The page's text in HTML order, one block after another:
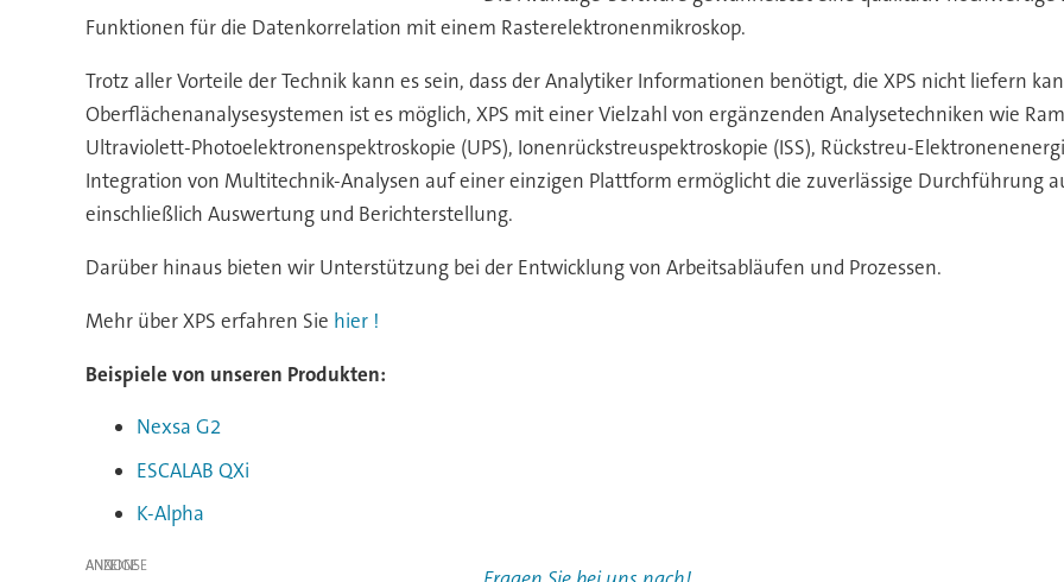
Funktionen für die Datenkorrelation mit einem Rasterelektronenmikroskop.
Trotz aller Vorteile der Technik kann es sein, dass der Analytiker Informationen benötigt, die XPS nicht liefern
Oberflächenanalysesystemen ist es möglich, XPS mit einer Vielzahl von ergänzenden Analysetechniken wie
Ultraviolett-Photoelektronenspektroskopie (UPS), Ionenrückstreuspektroskopie (ISS), Rückstreu-
Integration von Multitechnik-Analysen auf einer einzigen Plattform ermöglicht die zuverlässige Durchführung
einschließlich Auswertung und Berichterstellung.
Darüber hinaus bieten wir Unterstützung bei der Entwicklung von Arbeitsabläufen und Prozessen.
Mehr über XPS erfahren Sie hier !
Beispiele von unseren Produkten:
Nexsa G2
ESCALAB QXi
K-Alpha
ANZEIGE